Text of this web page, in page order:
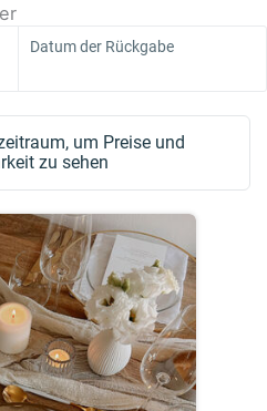
Datum der Rückgabe
um Preise und
zu sehen